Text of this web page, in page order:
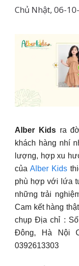
Chủ Nhật, 06-
Alber Kidsra
khách hàng nhí
lượng, hợp xu
của Alber Kids
phù hợp với lứa
những trải
Cam kết hàng
chụp Địa chỉ :
Đông, Hà Nội
0392613303